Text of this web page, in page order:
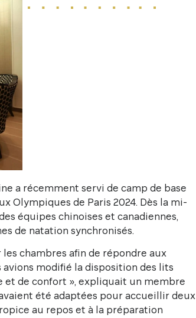
a récemment servi de camp de base
Olympiques de Paris 2024. Dès la mi-
équipes chinoises et canadiennes,
de natation synchronisés.
chambres afin de répondre aux
avions modifié la disposition des lits
et de confort », expliquait un membre
été adaptées pour accueillir deux
au repos et à la préparation